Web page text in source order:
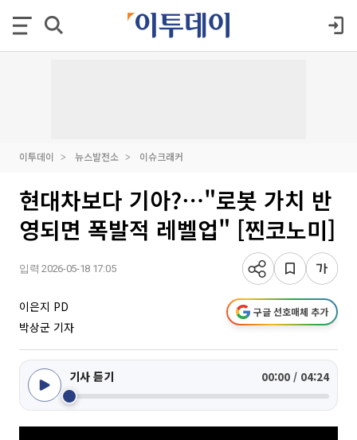
이투데이 뉴스발전소 이슈크래커
현대차보다 기아?⋯"로봇 가치 반
영되면 폭발적 레벨업" [찐코노미]
입력 2026-05-18 17:05
이은지 PD
박상군 기자
구글 선호매체 추가
기사 듣기 00:00 / 04:24